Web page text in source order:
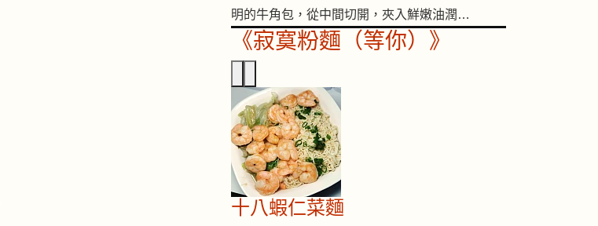
明的牛角包，從中間切開，夾入鮮嫩油潤…
《寂寞粉麵（等你）》
十八蝦仁菜麵